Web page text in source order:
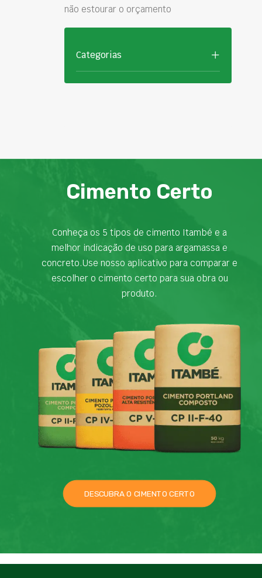
não estourar o orçamento
Categorias
Cimento Certo
Conheça os 5 tipos de cimento Itambé e a
melhor indicação de uso para argamassa e
concreto.Use nosso aplicativo para comparar e
escolher o cimento certo para sua obra ou
produto.
DESCUBRA O CIMENTO CERTO